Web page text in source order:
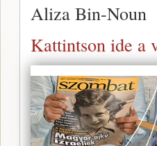
Aliza Bin-Noun
Kattintson ide a